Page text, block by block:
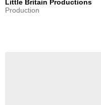
Little Britain Productions
Production